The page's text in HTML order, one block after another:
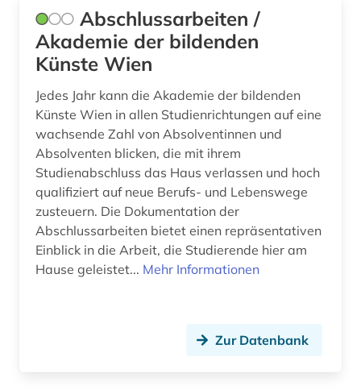
briefsammlung (3)
buchgeschichte (1)
buchhandel (1)
buchwissenschaft (1)
burkina faso (1)
böhmen (1)
charles (1809-1882) (1)
chemie (4)
Abschlussarbeiten /
Akademie der bildenden
Künste Wien
Jedes Jahr kann die Akademie der bildenden
Künste Wien in allen Studienrichtungen auf eine
wachsende Zahl von Absolventinnen und
Absolventen blicken, die mit ihrem
Studienabschluss das Haus verlassen und hoch
qualifiziert auf neue Berufs- und Lebenswege
zusteuern. Die Dokumentation der
Abschlussarbeiten bietet einen repräsentativen
Einblick in die Arbeit, die Studierende hier am
Hause geleistet... Mehr Informationen
Zur Datenbank